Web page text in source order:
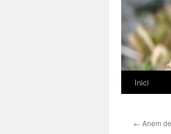
Vés
contingut
Inici
← Anem